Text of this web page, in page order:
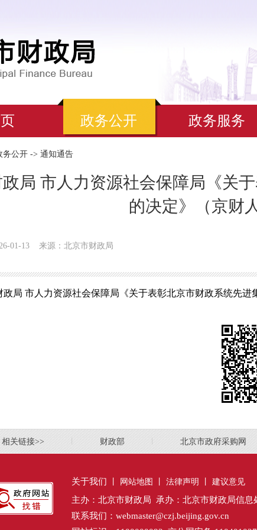
政务公开 政务服务
务公开 -> 通知通告
局 市人力资源社会保障局《关
的决定》（京财
01-13 来源：北京市财政局
政局 市人力资源社会保障局《关于表彰北京市财政系统先进
相关链接>> 财政部 北京市政府采购网
关于我们 网站地图 法律声明 建议意见
主办：北京市财政局 承办：北京市财政局信息
联系我们：webmaster@czj.beijing.gov.cn